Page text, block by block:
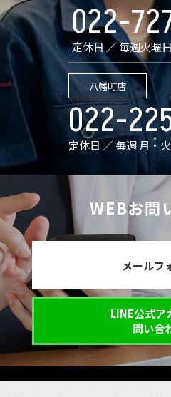
022-
定休日 ／ 毎週火曜
八幡町店
022-
定休日 ／ 毎週 月・
WEBお問
メールフ
LINE公式ア
問い合